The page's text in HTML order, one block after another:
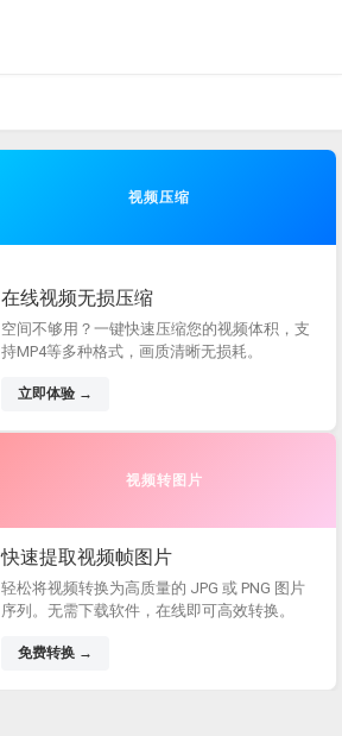
视频压缩
在线视频无损压缩
空间不够用？一键快速压缩您的视频体积，支
持MP4等多种格式，画质清晰无损耗。
立即体验 →
视频转图片
快速提取视频帧图片
轻松将视频转换为高质量的 JPG 或 PNG 图片
序列。无需下载软件，在线即可高效转换。
免费转换 →